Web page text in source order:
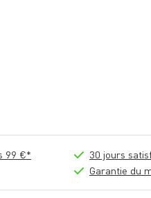
99 €*
30 jours
Garantie du